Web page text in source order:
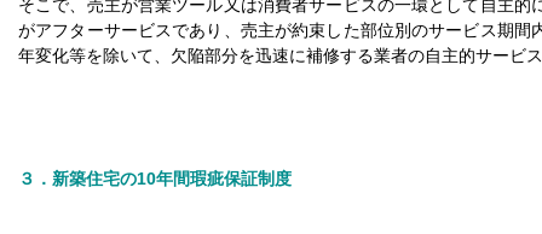
そこで、売主が営業ツール又は消費者サービスの一環として自主的
がアフターサービスであり、売主が約束した部位別のサービス期間
年変化等を除いて、欠陥部分を迅速に補修する業者の自主的サービ
３．新築住宅の10年間瑕疵保証制度